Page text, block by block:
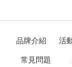
品牌介紹 活
常見問題